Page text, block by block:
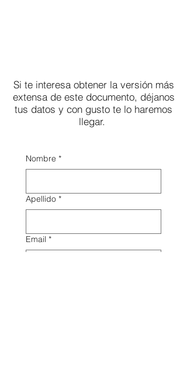
Si te interesa obtener la versión más
extensa de este documento, déjanos
tus datos y con gusto te lo haremos
llegar.
Nombre *
Apellido *
Email *